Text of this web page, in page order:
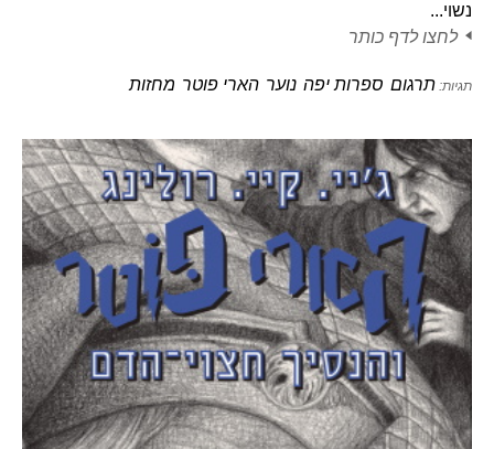
נשוי...
לחצו לדף כותר
תגיות: תרגום ספרות יפה נוער הארי פוטר מחזות